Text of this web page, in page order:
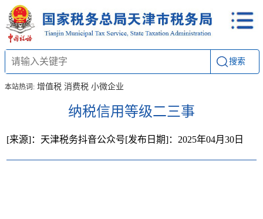
搜索
本站热词: 增值税 消费税 小微企业
纳税信用等级二三事
[发布日期]：2025年04月30日
[来源]：天津税务抖音公众号